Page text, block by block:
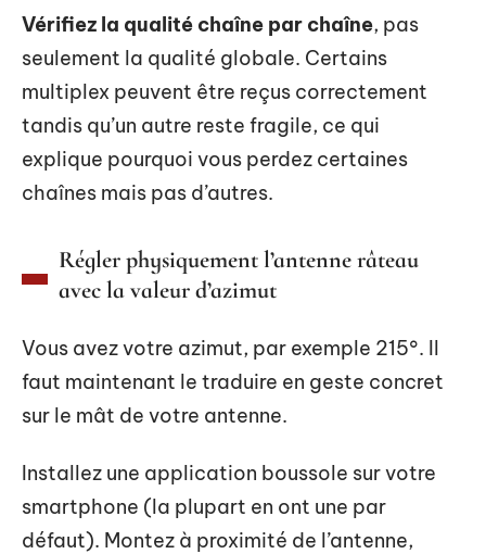
Vérifiez la qualité chaîne par chaîne, pas
seulement la qualité globale. Certains
multiplex peuvent être reçus correctement
tandis qu’un autre reste fragile, ce qui
explique pourquoi vous perdez certaines
chaînes mais pas d’autres.
Régler physiquement l’antenne râteau
avec la valeur d’azimut
Vous avez votre azimut, par exemple 215°. Il
faut maintenant le traduire en geste concret
sur le mât de votre antenne.
Installez une application boussole sur votre
smartphone (la plupart en ont une par
défaut). Montez à proximité de l’antenne,